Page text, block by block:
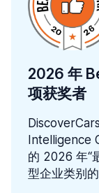
2026 年
项获奖者
Intelligence
的 2026 年“
型企业类别的